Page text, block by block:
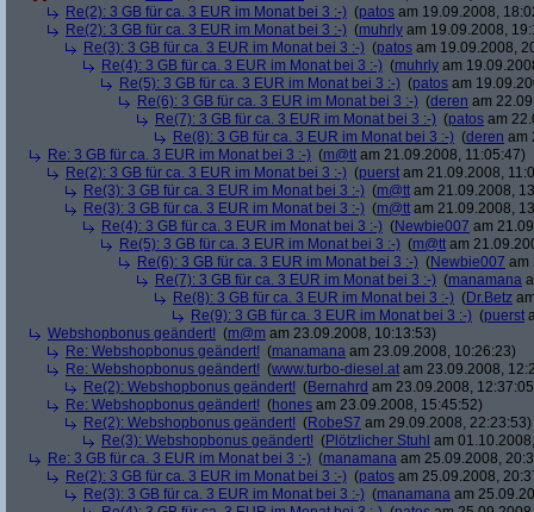
Re(2): 3 GB für ca. 3 EUR im Monat bei 3 :-) (patos am 19.09.2008,
Re(2): 3 GB für ca. 3 EUR im Monat bei 3 :-) (muhrly am 19.09.2008,
Re(3): 3 GB für ca. 3 EUR im Monat bei 3 :-) (patos am 19.09.2008,
Re(4): 3 GB für ca. 3 EUR im Monat bei 3 :-) (muhrly am
Re(5): 3 GB für ca. 3 EUR im Monat bei 3 :-) (patos am
Re(6): 3 GB für ca. 3 EUR im Monat bei 3 :-) (deren am
Re(7): 3 GB für ca. 3 EUR im Monat bei 3 :-) (patos am
Re(8): 3 GB für ca. 3 EUR im Monat bei 3 :-) (deren am
Re: 3 GB für ca. 3 EUR im Monat bei 3 :-) (m@tt am 21.09.2008, 11:05:47)
Re(2): 3 GB für ca. 3 EUR im Monat bei 3 :-) (puerst am 21.09.2008,
Re(3): 3 GB für ca. 3 EUR im Monat bei 3 :-) (m@tt am 21.09.2008,
Re(3): 3 GB für ca. 3 EUR im Monat bei 3 :-) (m@tt am 21.09.2008,
Re(4): 3 GB für ca. 3 EUR im Monat bei 3 :-) (Newbie007 am
Re(5): 3 GB für ca. 3 EUR im Monat bei 3 :-) (m@tt am
Re(6): 3 GB für ca. 3 EUR im Monat bei 3 :-) (Newbie007 am
Re(7): 3 GB für ca. 3 EUR im Monat bei 3 :-) (manamana
Re(8): 3 GB für ca. 3 EUR im Monat bei 3 :-) (Dr.Betz
Re(9): 3 GB für ca. 3 EUR im Monat bei 3 :-) (puerst
Webshopbonus geändert! (m@m am 23.09.2008, 10:13:53)
Re: Webshopbonus geändert! (manamana am 23.09.2008, 10:26:23)
Re: Webshopbonus geändert! (www.turbo-diesel.at am 23.09.2008,
Re(2): Webshopbonus geändert! (Bernahrd am 23.09.2008,
Re: Webshopbonus geändert! (hones am 23.09.2008, 15:45:52)
Re(2): Webshopbonus geändert! (RobeS7 am 29.09.2008, 22:23:53)
Re(3): Webshopbonus geändert! (Plötzlicher Stuhl am
Re: 3 GB für ca. 3 EUR im Monat bei 3 :-) (manamana am 25.09.2008,
Re(2): 3 GB für ca. 3 EUR im Monat bei 3 :-) (patos am 25.09.2008,
Re(3): 3 GB für ca. 3 EUR im Monat bei 3 :-) (manamana am